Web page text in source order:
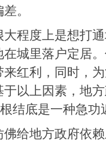
。
程度上是想打
城里落户定居
红利，同时，
以上因素，地
结底是一种急
给地方政府依